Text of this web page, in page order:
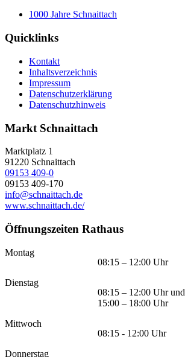
1000 Jahre Schnaittach
Quicklinks
Kontakt
Inhaltsverzeichnis
Impressum
Datenschutzerklärung
Datenschutzhinweis
Markt Schnaittach
Marktplatz 1
91220 Schnaittach
09153 409-0
09153 409-170
info@schnaittach.de
www.schnaittach.de/
Öffnungszeiten Rathaus
Montag
08:15 – 12:00 Uhr
Dienstag
08:15 – 12:00 Uhr und
15:00 – 18:00 Uhr
Mittwoch
08:15 - 12:00 Uhr
Donnerstag